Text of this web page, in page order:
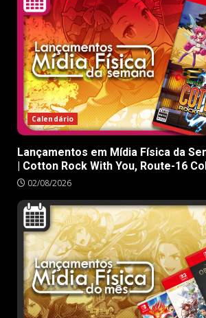
Calendário
Lançamentos em Mídia Física da
| Cotton Rock With You, Route-16
02/08/2026